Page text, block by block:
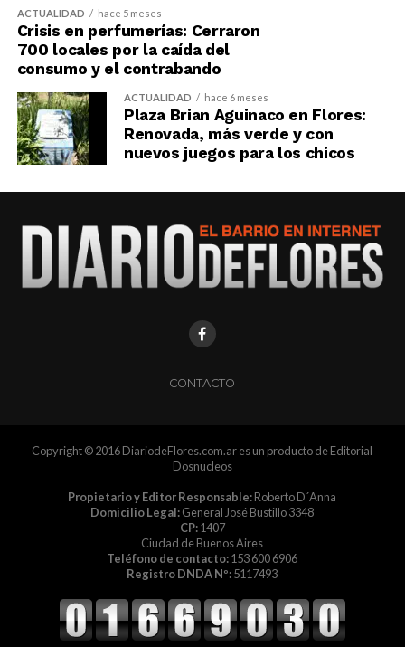
ACTUALIDAD hace 5 meses
Crisis en perfumerías: Cerraron
700 locales por la caída del
consumo y el contrabando
ACTUALIDAD hace 6 meses
Plaza Brian Aguinaco en Flores:
Renovada, más verde y con
nuevos juegos para los chicos
CONTACTO
Copyright © 2016 DiariodeFlores.com.ar es un producto de Editorial
Dosnucleos
Propietario y Editor Responsable:Roberto D´Anna
Domicilio Legal:General José Bustillo 3348
CP:1407
Ciudad de Buenos Aires
Teléfono de contacto:153 600 6906
Registro DNDA Nº:5117493